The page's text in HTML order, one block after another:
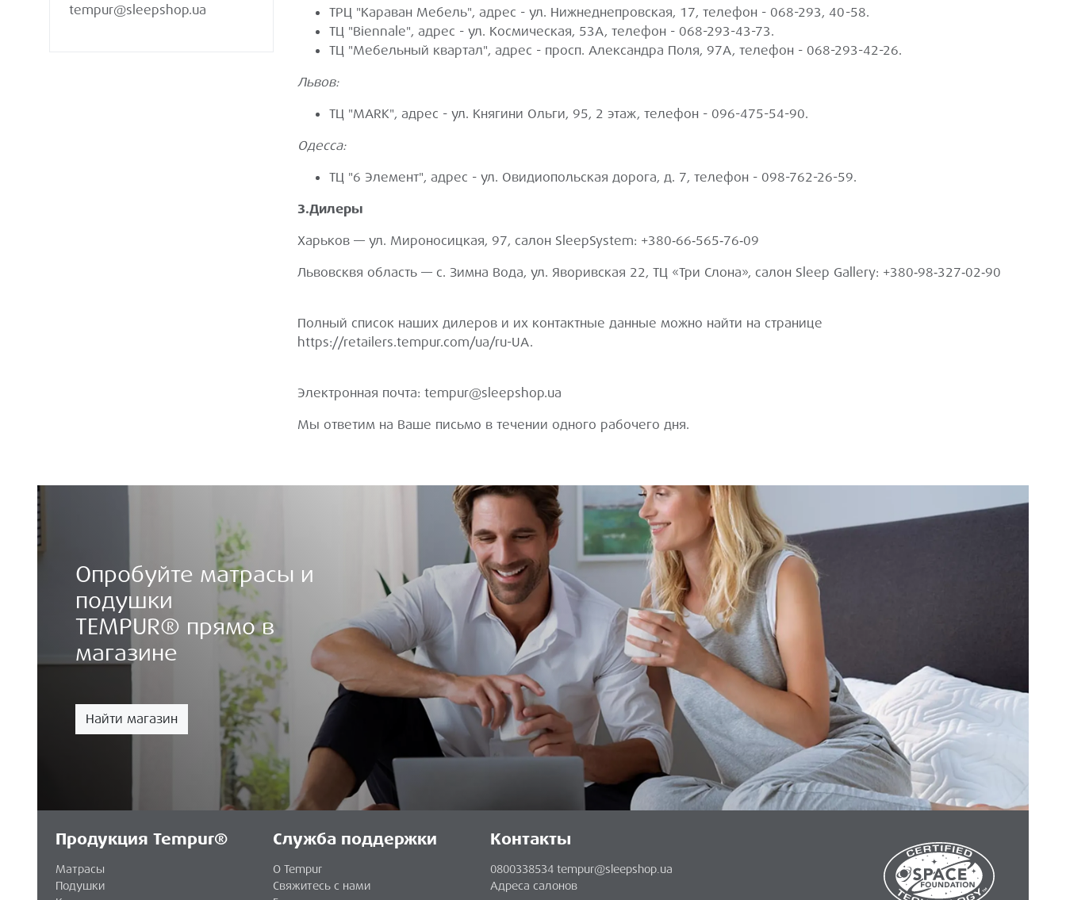
ТРЦ "Караван Мебель", адрес - ул. Нижнеднепровская, 17, телефон - 068-293, 40-58.
ТЦ "Biennale", адрес - ул. Космическая, 53А, телефон - 068-293-43-73.
ТЦ "Мебельный квартал", адрес - просп. Александра Поля, 97А, телефон - 068-293-42-26.
Львов:
ТЦ "MARK", адрес - ул. Княгини Ольги, 95, 2 этаж, телефон - 096-475-54-90.
Одесса:
ТЦ "6 Элемент", адрес - ул. Овидиопольская дорога, д. 7, телефон - 098-762-26-59.
3.Дилеры
Харьков — ул. Мироносицкая, 97, салон SleepSystem: +380‑66‑565‑76‑09
Львовсквя область — с. Зимна Вода, ул. Яворивская 22, ТЦ «Три Слона», салон Sleep Gallery: +380‑98‑327‑02‑90
Полный список наших дилеров и их контактные данные можно найти на странице
https://retailers.tempur.com/ua/ru-UA.
Электронная почта: tempur@sleepshop.ua
Мы ответим на Ваше письмо в течении одного рабочего дня.
tempur@sleepshop.ua
Опробуйте матрасы и
подушки
TEMPUR® прямо в
магазине
Найти магазин
Продукция Tempur®
Матрасы
Подушки
Служба поддержки
О Tempur
Свяжитесь с нами
Контакты
0800338534 tempur@sleepshop.ua
Адреса салонов